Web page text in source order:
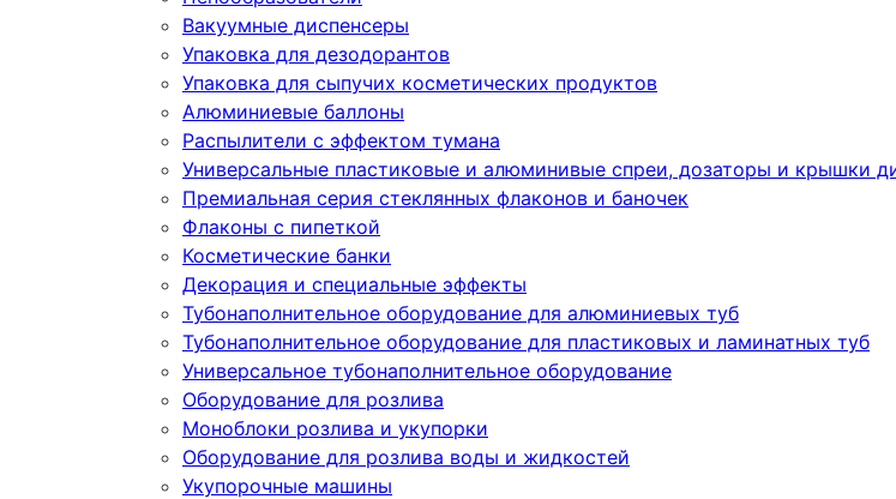
Вакуумные диспенсеры
Упаковка для дезодорантов
Упаковка для сыпучих косметических продуктов
Алюминиевые баллоны
Распылители с эффектом тумана
Универсальные пластиковые и алюминивые спреи, дозаторы и крышки
Премиальная серия стеклянных флаконов и баночек
Флаконы с пипеткой
Косметические банки
Декорация и специальные эффекты
Тубонаполнительное оборудование для алюминиевых туб
Тубонаполнительное оборудование для пластиковых и ламинатных туб
Универсальное тубонаполнительное оборудование
Оборудование для розлива
Моноблоки розлива и укупорки
Оборудование для розлива воды и жидкостей
Укупорочные машины